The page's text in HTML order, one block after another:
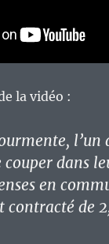
la vidéo :
l’un
couper dans
en
contracté de